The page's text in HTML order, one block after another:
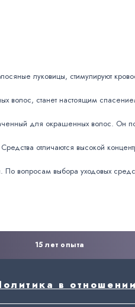
луковицы, стимулируют
волос, станет настоящим
для окрашенных волос. Он
отличаются высокой
вопросам выбора уходовых
15 лет опыта
в